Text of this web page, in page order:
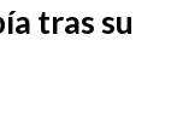
tras su